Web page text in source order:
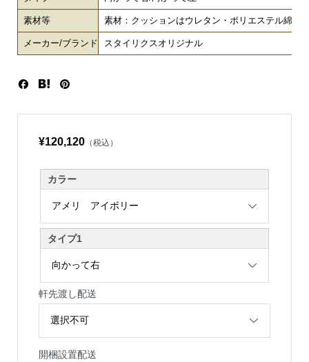
素材等 素材：クッションはウレタン・ポリエステル綿
メーカー/ブランド スタイリクスオリジナル
¥120,120（税込）
カラー
タイプ1
軒先渡し配送
開梱設置配送